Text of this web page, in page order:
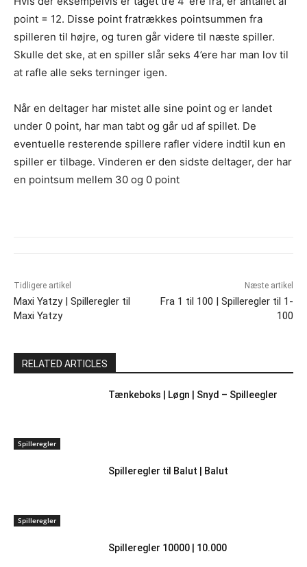
point = 12. Disse point fratrækkes pointsummen fra
spilleren til højre, og turen går videre til næste spiller.
Skulle det ske, at en spiller slår seks 4’ere har man lov til
at rafle alle seks terninger igen.
Når en deltager har mistet alle sine point og er landet
under 0 point, har man tabt og går ud af spillet. De
eventuelle resterende spillere rafler videre indtil kun en
spiller er tilbage. Vinderen er den sidste deltager, der har
en pointsum mellem 30 og 0 point
Tidligere artikel
Maxi Yatzy | Spilleregler til
Maxi Yatzy
Næste artikel
Fra 1 til 100 | Spilleregler til 1-
100
RELATED ARTICLES
Spilleregler
Tænkeboks | Løgn | Snyd – Spilleegler
Spilleregler
Spilleregler til Balut | Balut
Spilleregler 10000 | 10.000